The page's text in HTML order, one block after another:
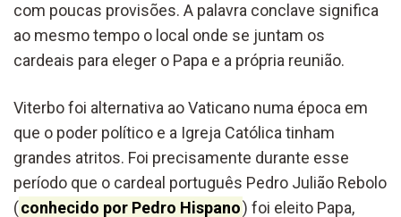
com poucas provisões. A palavra conclave significa
ao mesmo tempo o local onde se juntam os
cardeais para eleger o Papa e a própria reunião.
Viterbo foi alternativa ao Vaticano numa época em
que o poder político e a Igreja Católica tinham
grandes atritos. Foi precisamente durante esse
período que o cardeal português Pedro Julião Rebolo
(conhecido por Pedro Hispano) foi eleito Papa,